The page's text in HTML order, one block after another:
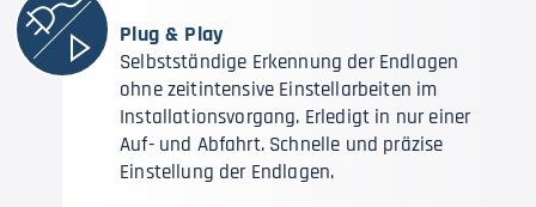
Plug & Play
Selbstständige Erkennung der Endlagen
ohne zeitintensive Einstellarbeiten im
Installationsvorgang. Erledigt in nur einer
Auf- und Abfahrt. Schnelle und präzise
Einstellung der Endlagen.